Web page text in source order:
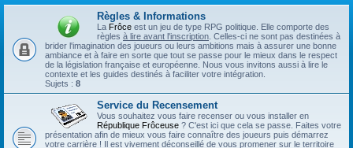
Règles & Informations
La Frôce est un jeu de type RPG politique. Elle comporte des
règles à lire avant l'inscription . Celles-ci ne sont pas destinées à
brider l'imagination des joueurs ou leurs ambitions mais à assurer une bonne
ambiance et à faire en sorte que tout se passe pour le mieux dans le respect
de la législation française et européenne. Nous vous invitons aussi à lire le
contexte et les guides destinés à faciliter votre intégration.
Sujets : 8
Service du Recensement
Vous souhaitez vous faire recenser ou vous installer en
République Frôceuse ? C'est ici que cela se passe. Faites votre
présentation afin de mieux vous faire connaître des joueurs puis démarrez
votre carrière ! Il est vivement déconseillé de vous promener sur le territoire